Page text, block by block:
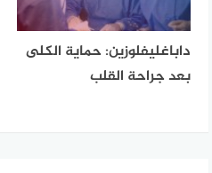
داباغليفلوزين: حماية الكلى
بعد جراحة القلب